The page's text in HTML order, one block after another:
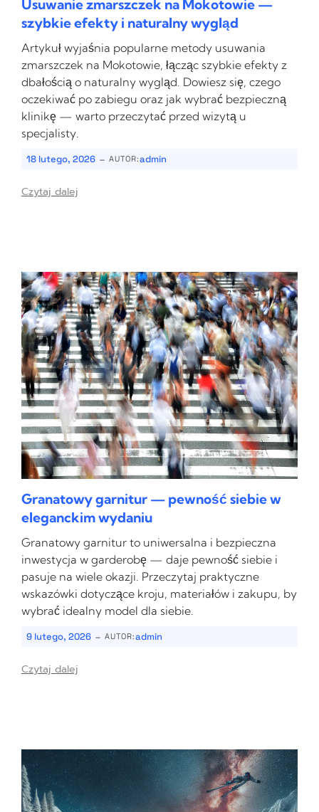
Usuwanie zmarszczek na Mokotowie —
szybkie efekty i naturalny wygląd
Artykuł wyjaśnia popularne metody usuwania
zmarszczek na Mokotowie, łącząc szybkie efekty z
dbałością o naturalny wygląd. Dowiesz się, czego
oczekiwać po zabiegu oraz jak wybrać bezpieczną
klinikę — warto przeczytać przed wizytą u
specjalisty.
18 lutego, 2026 - AUTOR:admin
Czytaj dalej
Granatowy garnitur — pewność siebie w
eleganckim wydaniu
Granatowy garnitur to uniwersalna i bezpieczna
inwestycja w garderobę — daje pewność siebie i
pasuje na wiele okazji. Przeczytaj praktyczne
wskazówki dotyczące kroju, materiałów i zakupu, by
wybrać idealny model dla siebie.
9 lutego, 2026 - AUTOR:admin
Czytaj dalej